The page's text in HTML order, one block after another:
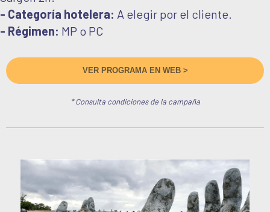
- Categoría hotelera: A elegir por el cliente.
- Régimen: MP o PC
VER PROGRAMA EN WEB >
* Consulta condiciones de la campaña